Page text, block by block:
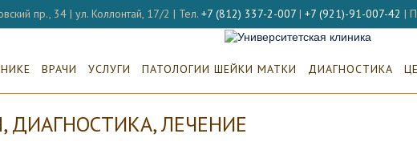
пр., 34 | ул. Коллонтай, 17/2 | Тел. +7 (812) 337-2-007 | +7 (921)-91-007-42 |
ВРАЧИ УСЛУГИ ПАТОЛОГИИ ШЕЙКИ МАТКИ ДИАГНОСТИКА
ЛЕЧЕНИЕ